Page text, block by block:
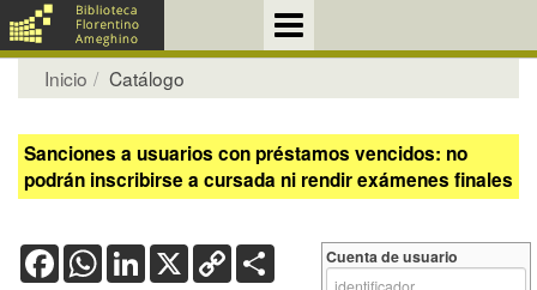
Inicio Catálogo
Sanciones a usuarios con préstamos vencidos: no
podrán inscribirse a cursada ni rendir exámenes finales
FacebookWhatsApp
LinkedIn
X Copy
Link
Cuenta de usuario